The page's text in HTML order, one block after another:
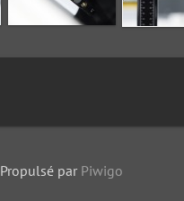
Propulsé par Piwigo